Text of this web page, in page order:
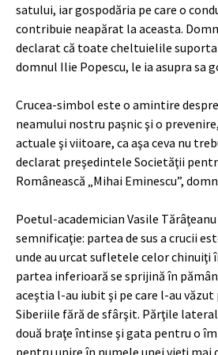
satului, iar gospodăria pe care o
contribuie neapărat la aceasta.
declarat că toate cheltuielile
domnul Ilie Popescu, le ia asupra sa
Crucea-simbol este o amintire
neamului nostru paşnic şi o
actuale şi viitoare, ca aşa ceva nu
declarat preşedintele Societăţii
Românească „Mihai Eminescu”,
Poetul-academician Vasile
semnificaţie: partea de sus a crucii
unde au urcat sufletele celor chinuiţi
partea inferioară se sprijină în
aceştia l-au iubit şi pe care l-au
Siberiile fără de sfârşit. Părţile
două braţe întinse şi gata pentru o
pentru unire în numele unei vieţi mai